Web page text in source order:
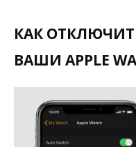
КАК
ВАШИ APPLE